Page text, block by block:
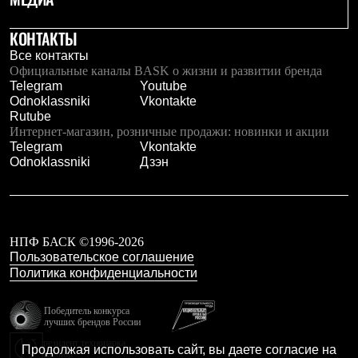
Рубашки
Футболки
Толстовки
Брюки
Термобелье
Теплое термобелье
Среднее термобелье
Легкое термобелье
Флисовая одежда
Куртки
Брюки
Утепленная пухом
Брюки
Утепленная синтетикой
Комбинезоны
Куртки
Брюки
Лёгкая одежда
Футболки
Толстовки
КОНТАКТЫ
Все контакты
Официальные каналы BASK о жизни и развитии бренда
Telegram
Youtube
Odnoklassniki
Vkontakte
Rutube
Интернет-магазин, розничные продажи: новинки и акции
Telegram
Vkontakte
Odnoklassniki
Дзэн
НПФ БАСК ©1996-2026
Пользовательское соглашение
Политика конфиденциальности
Победитель конкурса
лучших брендов России
Калибр
Продолжая использовать сайт, вы даете согласие на